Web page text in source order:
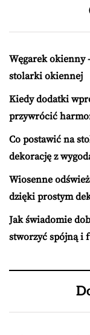
Węgarek okienny
stolarki okiennej
Kiedy dodatki
przywrócić
Co postawić na
dekorację z
Wiosenne
dzięki prostym
Jak świadomie
stworzyć spójną i